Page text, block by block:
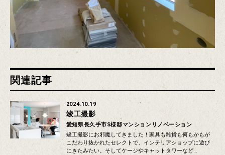
関連記事
2024.10.19
竣工撮影
愛知県長久手市S様邸マンションリノベーション
竣工撮影にお邪魔してきました！家具も雑貨も何もかもが
こだわり抜かれたセレクトで、インテリアショップに遊び
にきたみたい。そしてケージやキャットタワーなど…